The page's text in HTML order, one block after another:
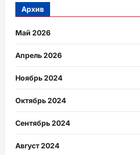
Архив
Май 2026
Апрель 2026
Ноябрь 2024
Октябрь 2024
Сентябрь 2024
Август 2024